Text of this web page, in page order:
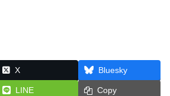
X Bluesky
LINE Copy